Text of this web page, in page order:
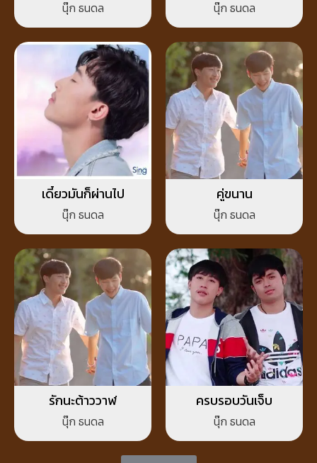
นุ๊ก ธนดล นุ๊ก ธนดล
เดี๋ยวมันก็ผ่านไป
นุ๊ก ธนดล
คู่ขนาน
นุ๊ก ธนดล
รักนะต้าววาฬ
นุ๊ก ธนดล
ครบรอบวันเจ็บ
นุ๊ก ธนดล